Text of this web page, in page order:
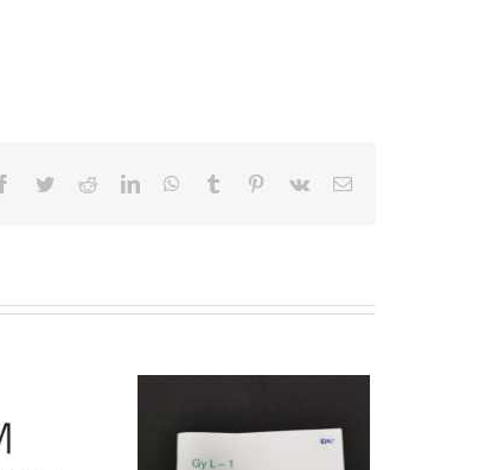
Facebook
TwitterRedditLinkedInWhatsApp
Tumblr Pinterest
Vk Email